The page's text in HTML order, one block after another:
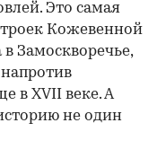
Это самая
Кожевенной
Замоскворечье,
в XVII веке. А
не один